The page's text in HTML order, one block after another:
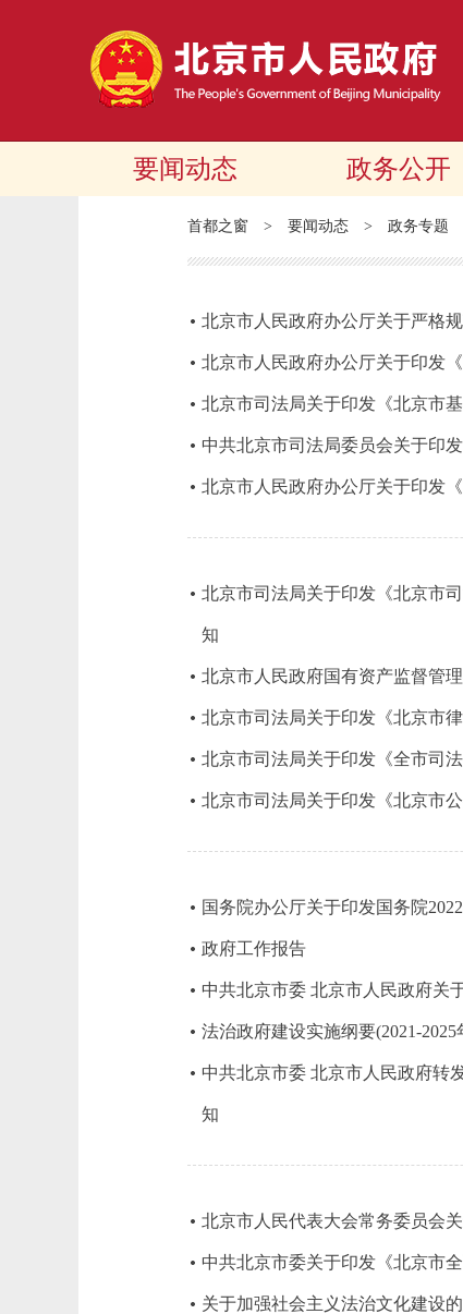
要闻动态 政务公开
首都之窗 > 要闻动态 > 政务专题
北京市人民政府办公厅关于严格
北京市人民政府办公厅关于印发
北京市司法局关于印发《北京市
中共北京市司法局委员会关于印
北京市人民政府办公厅关于印发
北京市司法局关于印发《北京市
知
北京市人民政府国有资产监督管
北京市司法局关于印发《北京市
北京市司法局关于印发《全市司
北京市司法局关于印发《北京市
国务院办公厅关于印发国务院
政府工作报告
中共北京市委 北京市人民政府关
法治政府建设实施纲要(2021-2025
中共北京市委 北京市人民政府转
知
北京市人民代表大会常务委员会
中共北京市委关于印发《北京市
关于加强社会主义法治文化建设